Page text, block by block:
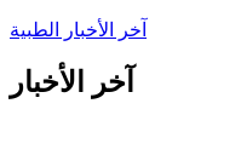
آخر الأخبار الطبية
آخر الأخبار